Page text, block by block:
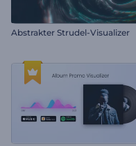
Abstrakter Strudel-Visualizer